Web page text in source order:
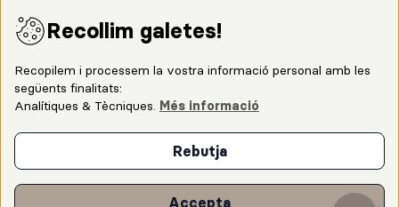
Amb el suport de:
Recollim galetes!
Recopilem i processem la vostra informació personal amb les
següents finalitats:
Analítiques & Tècniques. Més informació
Rebutja
Accepta